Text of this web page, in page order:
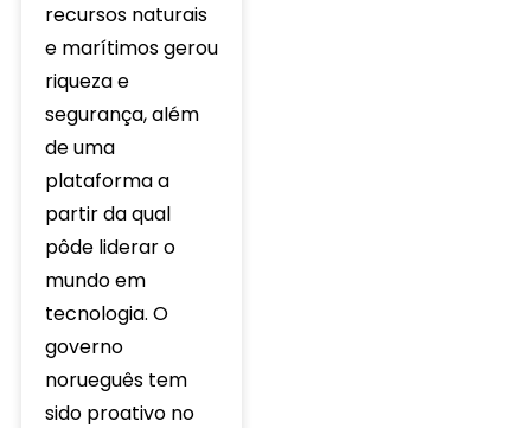
recursos naturais
e marítimos gerou
riqueza e
segurança, além
de uma
plataforma a
partir da qual
pôde liderar o
mundo em
tecnologia. O
governo
norueguês tem
sido proativo no